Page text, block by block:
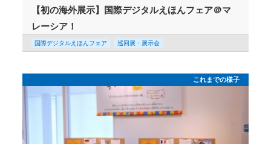
【初の海外展示】国際デジタルえほんフェア＠マ
レーシア！
国際デジタルえほんフェア 巡回展・展示会
これまでの様子